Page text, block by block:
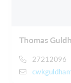
Thomas
27212096